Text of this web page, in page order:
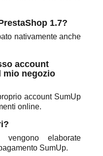
1.7?
nativamente anche
account
mio negozio
account SumUp
online.
elaborate
SumUp.